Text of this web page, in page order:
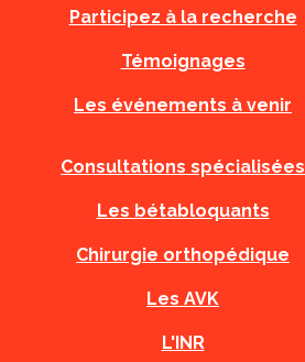
Participez à la recherche
Témoignages
Les événements à venir
Consultations spécialisées
Les bétabloquants
Chirurgie orthopédique
Les AVK
L'INR